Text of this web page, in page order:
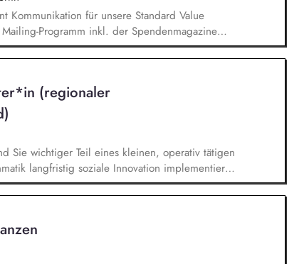
Kommunikation für unsere Standard Value
Programm inkl. der Spendenmagazine
innerhalb unserer Donor Journeys. Ko-
in enger Zusammenarbeit mit dem
und Prüfung von Content/Texten für
(regionaler
Sie wichtiger Teil eines kleinen, operativ tätigen
langfristig soziale Innovation implementiert.
der Umsetzung der Stiftungsprogrammatik und
der Stiftung weiter. Sie übersetzen
Handlungsansätze entlang unserer